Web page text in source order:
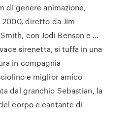
di genere animazione,
2000, diretto da Jim
con Jodi Benson e …
sirenetta, si tuffa in una
in compagnia
e miglior amico
dal granchio Sebastian, la
corpo e cantante di